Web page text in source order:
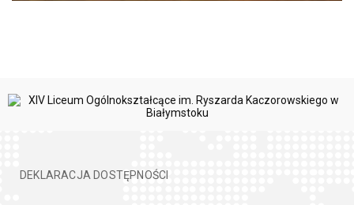
DEKLARACJA DOSTĘPNOŚCI